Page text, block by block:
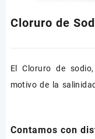
Cloruro de
El Cloruro de
motivo de la
Contamos con